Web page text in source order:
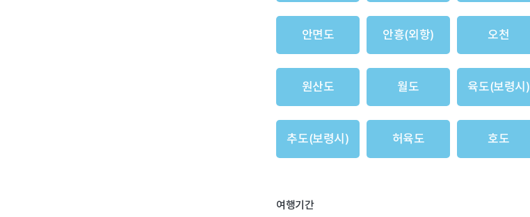
안면도 안흥(외항) 오천
원산도 월도 육도(보령시)
추도(보령시) 허육도 호도
여행기간